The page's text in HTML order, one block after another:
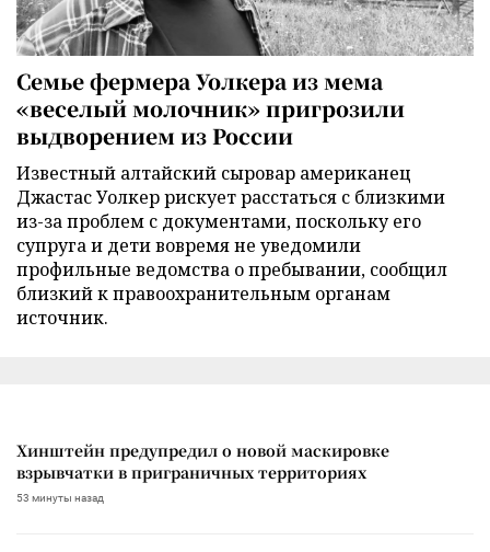
Семье фермера Уолкера из мема
«веселый молочник» пригрозили
выдворением из России
Известный алтайский сыровар американец
Джастас Уолкер рискует расстаться с близкими
из-за проблем с документами, поскольку его
супруга и дети вовремя не уведомили
профильные ведомства о пребывании, сообщил
близкий к правоохранительным органам
источник.
Хинштейн предупредил о новой маскировке
взрывчатки в приграничных территориях
53 минуты назад